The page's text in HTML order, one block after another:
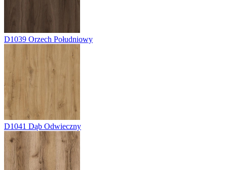
D1039 Orzech Południowy
D1041 Dąb Odwieczny